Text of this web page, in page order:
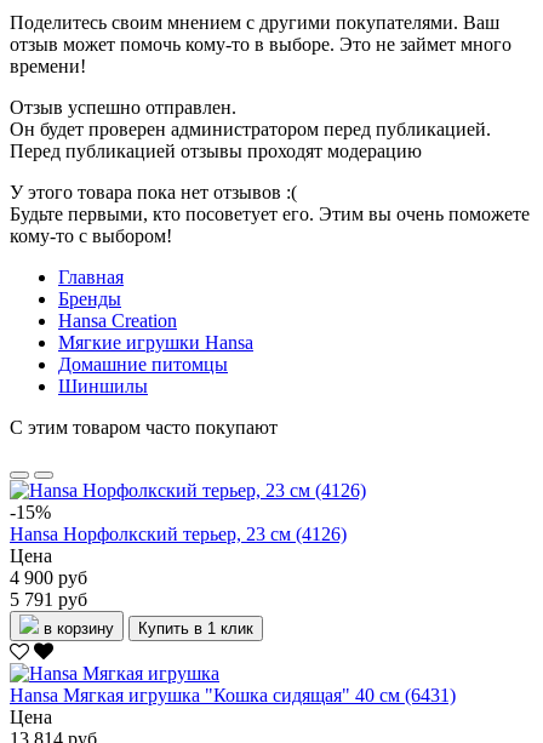
Поделитесь своим мнением с другими покупателями. Ваш
отзыв может помочь кому-то в выборе. Это не займет много
времени!
Отзыв успешно отправлен.
Он будет проверен администратором перед публикацией.
Перед публикацией отзывы проходят модерацию
У этого товара пока нет отзывов :(
Будьте первыми, кто посоветует его. Этим вы очень поможете
кому-то с выбором!
Главная
Бренды
Hansa Creation
Мягкие игрушки Hansa
Домашние питомцы
Шиншилы
С этим товаром часто покупают
-15%
Hansa Норфолкский терьер, 23 см (4126)
Цена
4 900 руб
5 791 руб
в корзину Купить в 1 клик
Hansa Мягкая игрушка "Кошка сидящая" 40 см (6431)
Цена
13 814 руб